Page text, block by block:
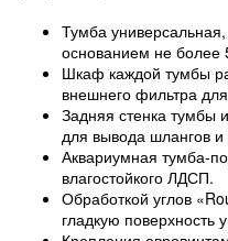
Тумба
основанием не более
Шкаф каждой тумбы
внешнего фильтра
Задняя стенка тумбы
для вывода шлангов и
Аквариумная тумба-
влагостойкого ЛДСП.
Обработкой углов
гладкую поверхность